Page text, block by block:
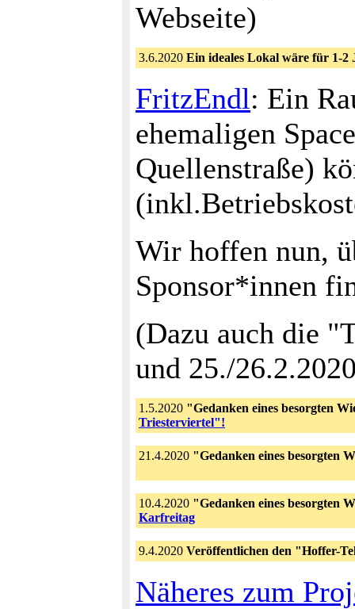
Webseite)
3.6.2020 Ein ideales Lokal wäre für 1-2
FritzEndl: Ein
ehemaligen
Quellenstraße)
Wir hoffen nun,
Sponsor*innen
(Dazu auch die
und 25./
1.5.2020 "Gedanken eines besorgten
Triesterviertel"!
21.4.2020 "Gedanken eines besorgten
10.4.2020 "Gedanken eines besorgten
Karfreitag
9.4.2020 Veröffentlichen den "Hoffer-
Näheres zum